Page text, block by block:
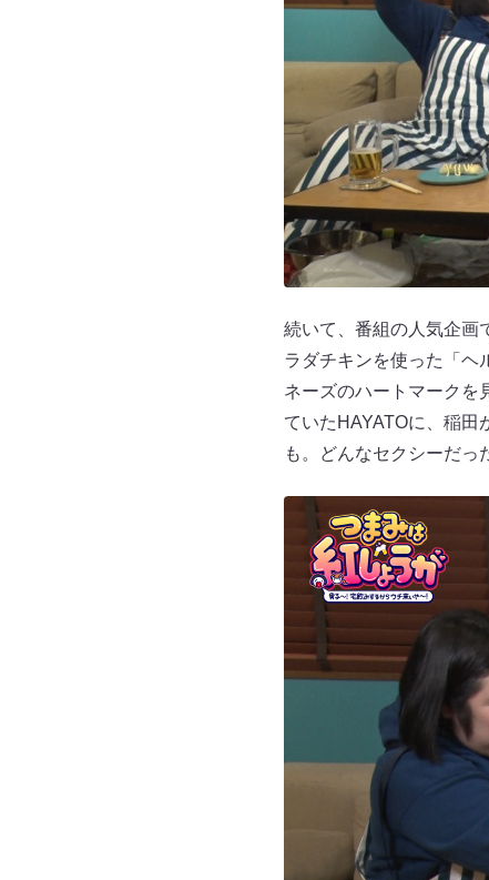
続いて、番組の人気企画
ラダチキンを使った「
ネーズのハートマークを
ていたHAYATOに、稲田
も。どんなセクシーだっ